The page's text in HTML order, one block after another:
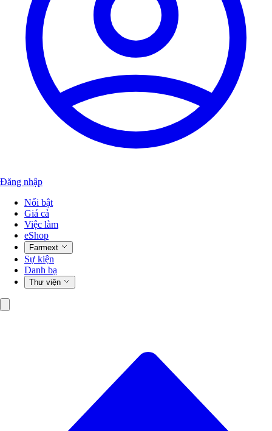
Đăng nhập
Nổi bật
Giá cả
Việc làm
eShop
Farmext
Sự kiện
Danh bạ
Thư viện